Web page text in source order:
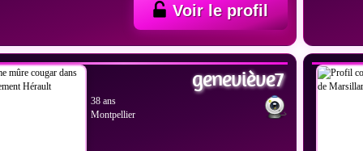
Voir le profil
geneviève7
38 ans
Montpellier